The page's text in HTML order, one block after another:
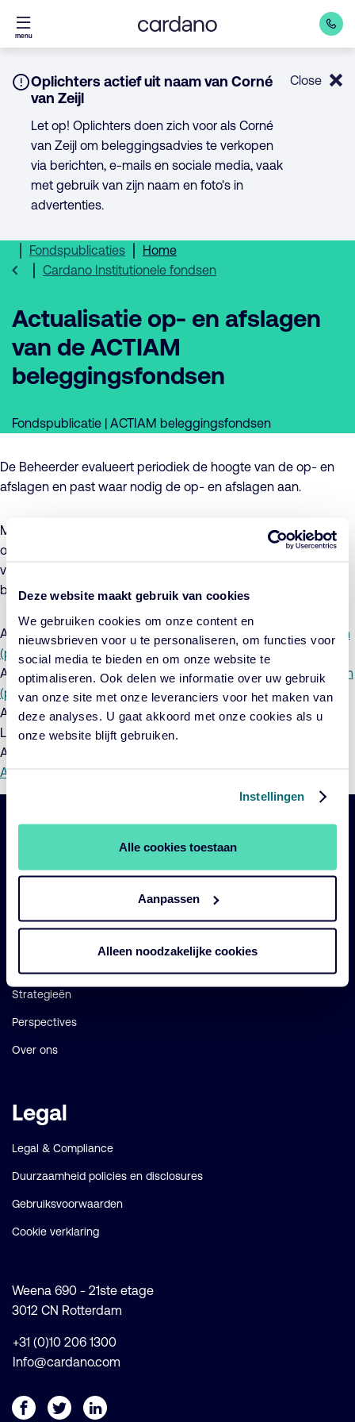
Deze website maakt gebruik van cookies
We gebruiken cookies om onze content en
nieuwsbrieven voor u te personaliseren, om functies voor
social media te bieden en om onze website te
optimaliseren. Ook delen we informatie over uw gebruik
van onze site met onze leveranciers voor het maken van
deze analyses. U gaat akkoord met onze cookies als u
onze website blijft gebruiken.
Instellingen
Alle cookies toestaan
Aanpassen
Alleen noodzakelijke cookies
Direct
naar
menu
Notice:
Oplichters actief uit naam van Corné
van Zeijl
Let op! Oplichters doen zich voor als Corné
van Zeijl om beleggingsadvies te verkopen
via berichten, e-mails en sociale media, vaak
met gebruik van zijn naam en foto's in
advertenties.
Close
Home
Fondspublicaties
Cardano Institutionele fondsen
Actualisatie op- en afslagen
van de ACTIAM
beleggingsfondsen
Fondspublicatie | ACTIAM beleggingsfondsen
De Beheerder evalueert periodiek de hoogte van de op- en
afslagen en past waar nodig de op- en afslagen aan.
Met ingang van 1 augustus 2022 zullen de geactualiseerde
op- en afslagen van kracht zijn. Voor meer informatie hierover
verwijzen wij u naar de onderstaande toelichtingen en
bijbehorende addenda:
ACTIAM Beleggingsfondsen I: Toelichting (pdf) en
Addendum
(pdf)
ACTIAM Beleggingsfondsen II: Toelichting (pdf)enAddendum
(pdf)
ACTIAM Duurzaam Index Aandelenfonds Opkomende
Landen: Toelichting (pdf)en het
ACTIAM Impact Euro Credit Fund:
Addendum (pdf)
Belangrijke
links
Strategieën
Perspectives
Over ons
Legal
Legal & Compliance
Duurzaamheid policies en disclosures
Gebruiksvoorwaarden
Cookie verklaring
Weena 690 - 21ste etage
3012 CN Rotterdam
+31 (0)10 206 1300
Info@cardano.com